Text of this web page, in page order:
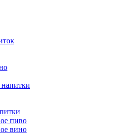
пиво
вино